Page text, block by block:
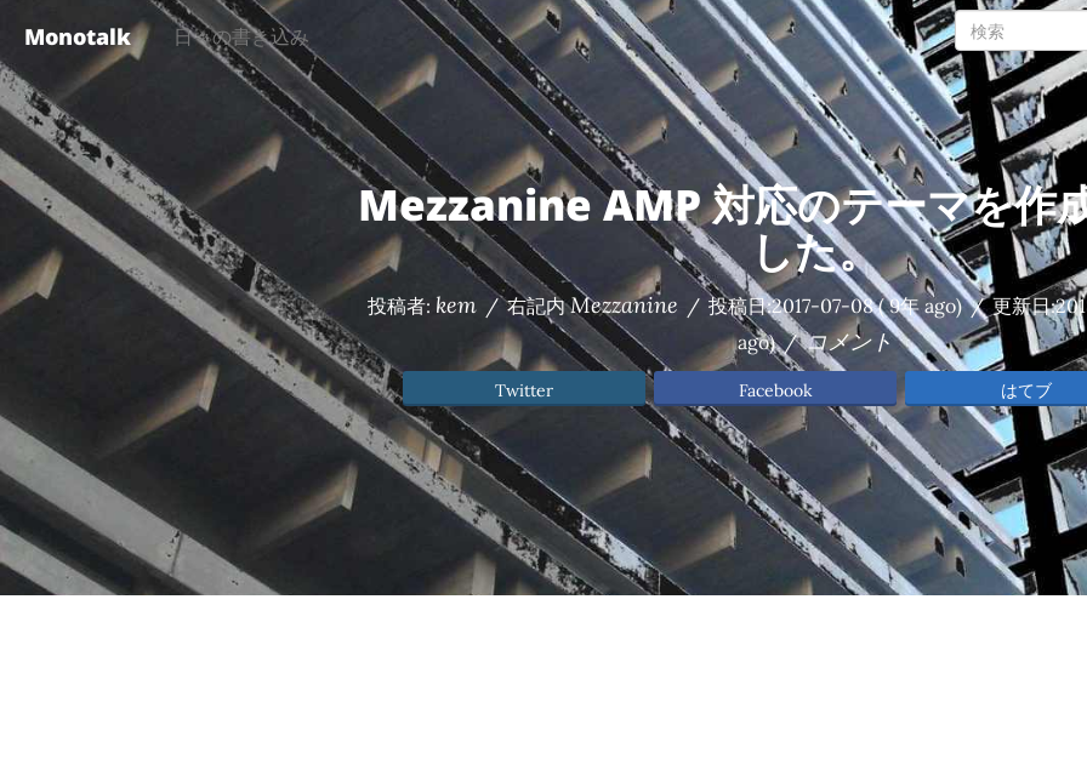
Monotalk 日々の書き込み
Mezzanine AMP 対応のテーマを作
した。
投稿者: kem / 右記内Mezzanine / 投稿日:2017-07-08( 9年 ago) / 更新日:
ago) / コメント
Twitter Facebook はてブ